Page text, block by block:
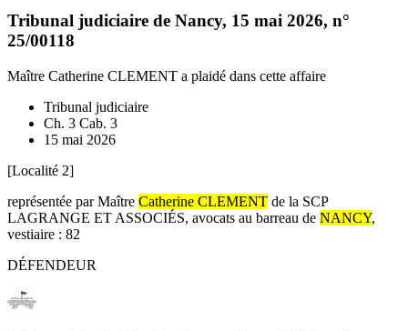
Tribunal judiciaire de Nancy, 15 mai 2026, n°
25/00118
Maître Catherine CLEMENT a plaidé dans cette affaire
Tribunal judiciaire
Ch. 3 Cab. 3
15 mai 2026
[Localité 2]
représentée par Maître Catherine CLEMENT de la SCP
LAGRANGE ET ASSOCIÉS, avocats au barreau de NANCY,
vestiaire : 82
DÉFENDEUR